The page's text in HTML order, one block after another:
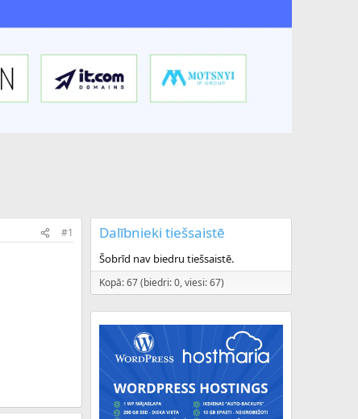
#1 Dalībnieki tiešsaistē
Šobrīd nav biedru tiešsaistē.
Kopā: 67 (biedri: 0, viesi: 67)